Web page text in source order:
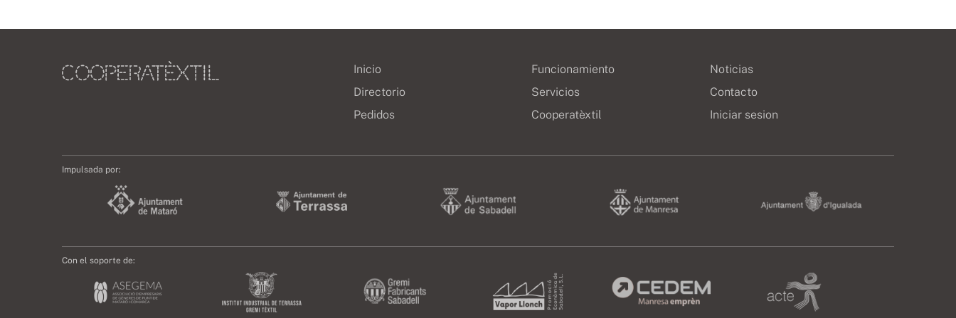
Inicio
Directorio
Pedidos
Funcionamiento
Servicios
Cooperatèxtil
Noticias
Contacto
Iniciar sesion
Impulsada por:
Con el soporte de: